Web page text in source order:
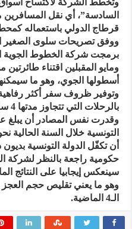
وتخطط الشركة لاكتساح
السادسة”، أي نقل
قرطاج الدولي باستعماله
ووفق تصريحات سلوى الصغير
برمجت شركة الخطوط الجوية
ومايو المقبلين اقتناء
أسطولها الجوي، وهو ما
وتوفير ظروف سفر أكثر
بالرحلات التي تتجاوز مدتها 4 ساعات متواصلة.
وقدرت نفس المصادر أن يبلغ
أن تكفّل الدولة التونسية
حكومية راجعة بالنظر لشركة
وهو ما يعني تقليص حجم
الـ4 الماضية.